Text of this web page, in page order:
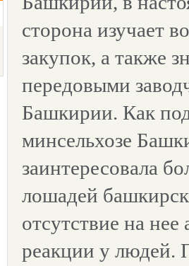
сторона изучает
закупок, а также
передовыми
Башкирии. Как
минсельхозе
заинтересовала
лошадей
отсутствие на нее
реакции у людей.